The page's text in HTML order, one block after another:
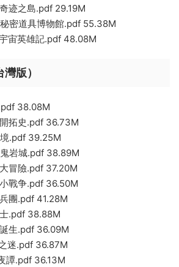
迹之島.pdf 29.19M
密道具博物館.pdf 55.38M
宙英雄記.pdf 48.08M
版）
38.08M
拓史.pdf 36.73M
.pdf 39.25M
岩城.pdf 38.89M
冒險.pdf 37.20M
戰争.pdf 36.50M
團.pdf 41.28M
.pdf 38.88M
生.pdf 36.09M
迷.pdf 36.87M
譚.pdf 36.13M